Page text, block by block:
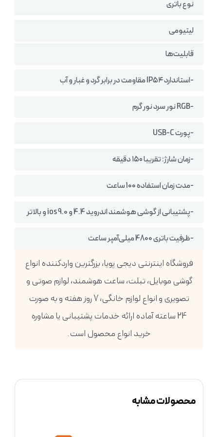
نوع باتری
لیتیومی
قابلیت‌ها
-استاندارد IP۵۴ مقاومت در برابر گرد و غبار و آب
-RGB نور سرد نور گرم
-پورت USB-C
-زمان شارژ: تقریبا ۱۵۰ دقیقه
-مدت زمان استفاده 100 ساعت
-پشتیبانی از گوشی هوشمند اندروید 4.4 و ios 9.0 و بالاتر
-ظرفیت باتری 4800 میلی‌آمپر ساعت
فروشگاه اینترنتی دیجی پویا، بزرگترین واردکننده انواع
گوشی موبایل، تبلت، ساعت هوشمند، لوازم صوتی و
تصویری و انواع لوازم خانگی، 7 روز هفته و به صورت
24 ساعته آماده ارائه خدمات پشتیبانی یا مشاوره
خرید انواع محصول است.
محصولات مشابه